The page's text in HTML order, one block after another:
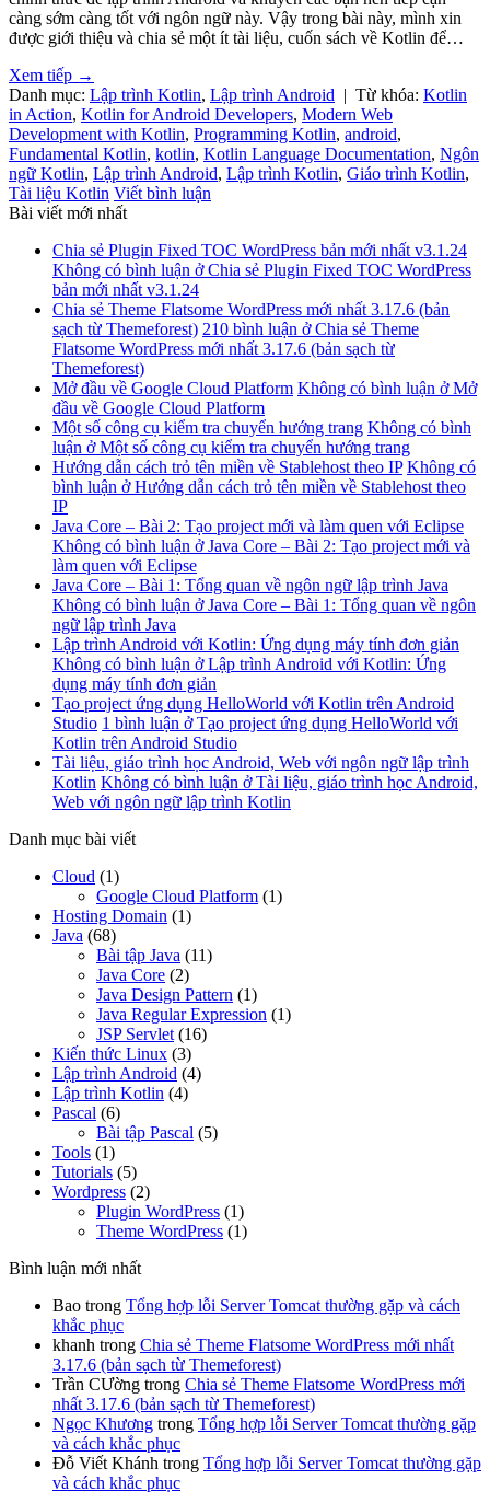
càng sớm càng tốt với ngôn ngữ này. Vậy trong bài này, mình xin
được giới thiệu và chia sẻ một ít tài liệu, cuốn sách về Kotlin để…
Xem tiếp →
Danh mục: Lập trình Kotlin, Lập trình Android | Từ khóa: Kotlin
in Action, Kotlin for Android Developers, Modern Web
Development with Kotlin, Programming Kotlin, android,
Fundamental Kotlin, kotlin, Kotlin Language Documentation, Ngôn
ngữ Kotlin, Lập trình Android, Lập trình Kotlin, Giáo trình Kotlin,
Tài liệu Kotlin Viết bình luận
Bài viết mới nhất
Chia sẻ Plugin Fixed TOC WordPress bản mới nhất v3.1.24
Không có bình luận ở Chia sẻ Plugin Fixed TOC WordPress
bản mới nhất v3.1.24
Chia sẻ Theme Flatsome WordPress mới nhất 3.17.6 (bản
sạch từ Themeforest) 210 bình luận ở Chia sẻ Theme
Flatsome WordPress mới nhất 3.17.6 (bản sạch từ
Themeforest)
Mở đầu về Google Cloud Platform Không có bình luận ở Mở
đầu về Google Cloud Platform
Một số công cụ kiểm tra chuyển hướng trang Không có bình
luận ở Một số công cụ kiểm tra chuyển hướng trang
Hướng dẫn cách trỏ tên miền về Stablehost theo IP Không có
bình luận ở Hướng dẫn cách trỏ tên miền về Stablehost theo
IP
Java Core – Bài 2: Tạo project mới và làm quen với Eclipse
Không có bình luận ở Java Core – Bài 2: Tạo project mới và
làm quen với Eclipse
Java Core – Bài 1: Tổng quan về ngôn ngữ lập trình Java
Không có bình luận ở Java Core – Bài 1: Tổng quan về ngôn
ngữ lập trình Java
Lập trình Android với Kotlin: Ứng dụng máy tính đơn giản
Không có bình luận ở Lập trình Android với Kotlin: Ứng
dụng máy tính đơn giản
Tạo project ứng dụng HelloWorld với Kotlin trên Android
Studio 1 bình luận ở Tạo project ứng dụng HelloWorld với
Kotlin trên Android Studio
Tài liệu, giáo trình học Android, Web với ngôn ngữ lập trình
Kotlin Không có bình luận ở Tài liệu, giáo trình học Android,
Web với ngôn ngữ lập trình Kotlin
Danh mục bài viết
Cloud (1)
Google Cloud Platform (1)
Hosting Domain (1)
Java (68)
Bài tập Java (11)
Java Core (2)
Java Design Pattern (1)
Java Regular Expression (1)
JSP Servlet (16)
Kiến thức Linux (3)
Lập trình Android (4)
Lập trình Kotlin (4)
Pascal (6)
Bài tập Pascal (5)
Tools (1)
Tutorials (5)
Wordpress (2)
Plugin WordPress (1)
Theme WordPress (1)
Bình luận mới nhất
Bao trong Tổng hợp lỗi Server Tomcat thường gặp và cách
khắc phục
khanh trong Chia sẻ Theme Flatsome WordPress mới nhất
3.17.6 (bản sạch từ Themeforest)
Trần CƯờng trong Chia sẻ Theme Flatsome WordPress mới
nhất 3.17.6 (bản sạch từ Themeforest)
Ngọc Khương trong Tổng hợp lỗi Server Tomcat thường gặp
và cách khắc phục
Đỗ Viết Khánh trong Tổng hợp lỗi Server Tomcat thường gặp
và cách khắc phục